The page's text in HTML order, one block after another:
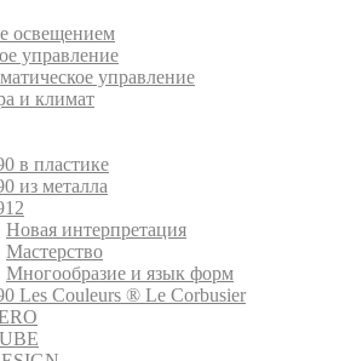
освещением
управление
управление
и климат
в пластике
из металла
Новая интерпретация
Мастерство
Многообразие и язык форм
Les Couleurs ® Le Corbusier